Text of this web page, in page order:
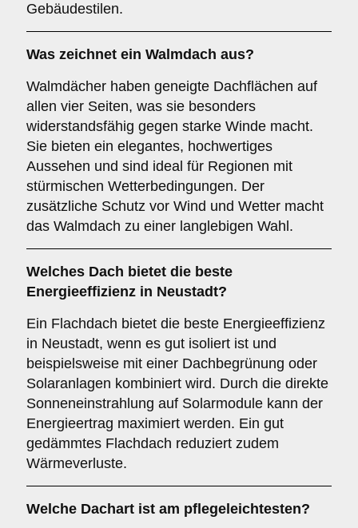
Gebäudestilen.
Was zeichnet ein Walmdach aus?
Walmdächer haben geneigte Dachflächen auf
allen vier Seiten, was sie besonders
widerstandsfähig gegen starke Winde macht.
Sie bieten ein elegantes, hochwertiges
Aussehen und sind ideal für Regionen mit
stürmischen Wetterbedingungen. Der
zusätzliche Schutz vor Wind und Wetter macht
das Walmdach zu einer langlebigen Wahl.
Welches Dach bietet die beste
Energieeffizienz in Neustadt?
Ein Flachdach bietet die beste Energieeffizienz
in Neustadt, wenn es gut isoliert ist und
beispielsweise mit einer Dachbegrünung oder
Solaranlagen kombiniert wird. Durch die direkte
Sonneneinstrahlung auf Solarmodule kann der
Energieertrag maximiert werden. Ein gut
gedämmtes Flachdach reduziert zudem
Wärmeverluste.
Welche Dachart ist am pflegeleichtesten?